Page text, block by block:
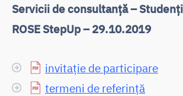
Servicii de consultanță –
ROSE StepUp – 29.10.2019
invitație de participare
termeni de referință